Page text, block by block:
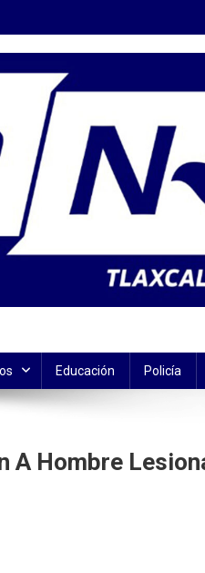
Educación Policía
A Hombre